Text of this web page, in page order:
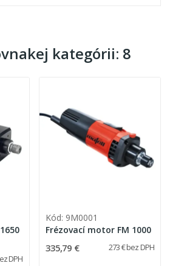
kategórii: 8
DPH
Kód: 9M0001
Frézovací motor FM 1000
335,79 € 273 € bez DPH